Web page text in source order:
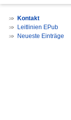
Kontakt
Leitlinien EPub
Neueste Einträge